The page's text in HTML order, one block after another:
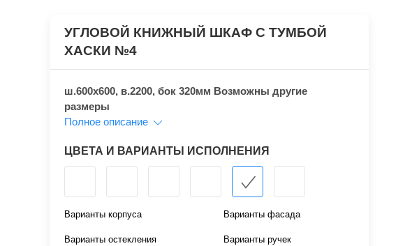
УГЛОВОЙ КНИЖНЫЙ ШКАФ С ТУМБОЙ
ХАСКИ №4
ш.600x600, в.2200, бок 320мм Возможны другие
размеры
Полное описание
ЦВЕТА И ВАРИАНТЫ ИСПОЛНЕНИЯ
Варианты корпуса Варианты фасада
Варианты остекления Варианты ручек